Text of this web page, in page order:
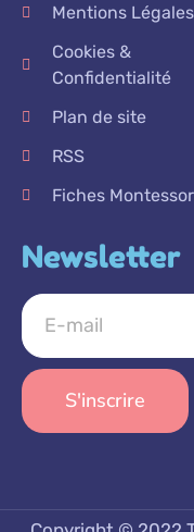
Mentions Légales
Cookies &
Confidentialité
Plan de site
RSS
Fiches
Newsletter
S'inscrire